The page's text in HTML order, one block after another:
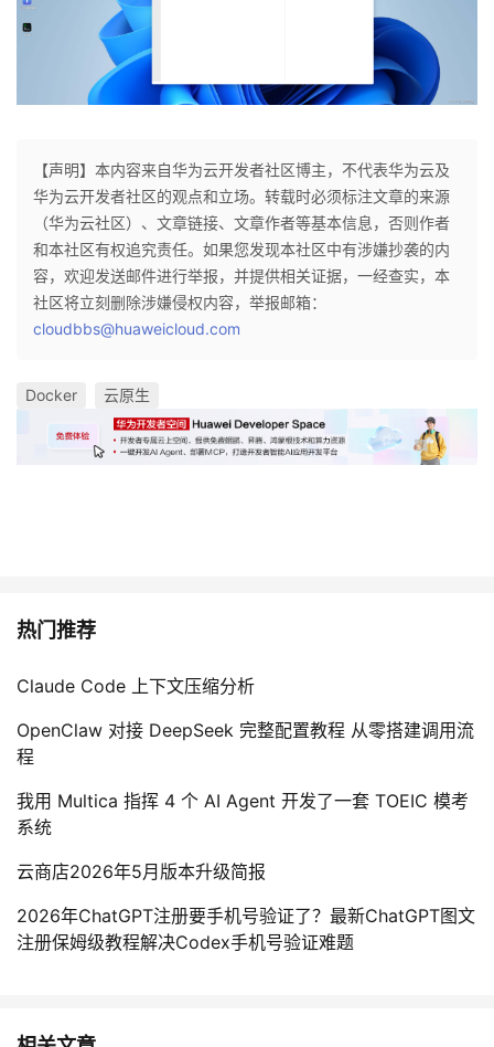
【声明】本内容来自华为云开发者社区博主，不代表华为云及
华为云开发者社区的观点和立场。转载时必须标注文章的来源
（华为云社区）、文章链接、文章作者等基本信息，否则作者
和本社区有权追究责任。如果您发现本社区中有涉嫌抄袭的内
容，欢迎发送邮件进行举报，并提供相关证据，一经查实，本
社区将立刻删除涉嫌侵权内容，举报邮箱：
cloudbbs@huaweicloud.com
Docker 云原生
热门推荐
Claude Code 上下文压缩分析
OpenClaw 对接 DeepSeek 完整配置教程 从零搭建调用流
程
我用 Multica 指挥 4 个 AI Agent 开发了一套 TOEIC 模考
系统
云商店2026年5月版本升级简报
2026年ChatGPT注册要手机号验证了？最新ChatGPT图文
注册保姆级教程解决Codex手机号验证难题